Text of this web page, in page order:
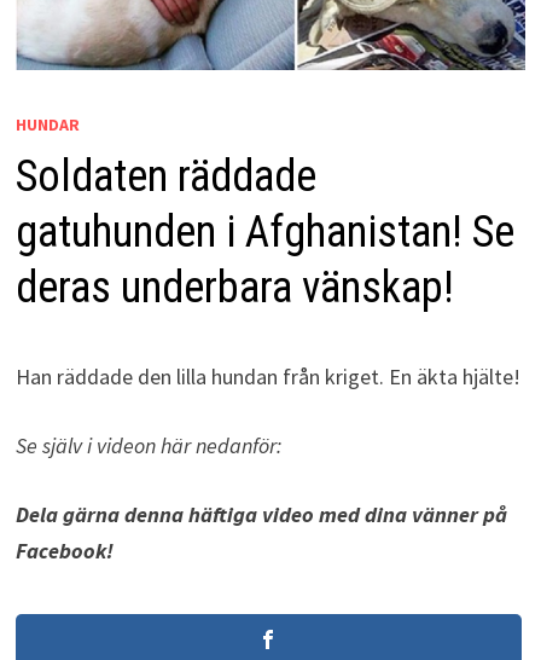
HUNDAR
Soldaten räddade
gatuhunden i Afghanistan! Se
deras underbara vänskap!
Han räddade den lilla hundan från kriget. En äkta hjälte!
Se själv i videon här nedanför:
Dela gärna denna häftiga video med dina vänner på
Facebook!